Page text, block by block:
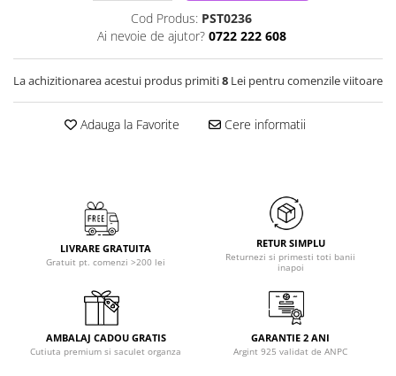
Cod Produs: PST0236
Ai nevoie de ajutor? 0722 222 608
La achizitionarea acestui produs primiti8 Lei pentru comenzile viitoare
Adauga la Favorite Cere informatii
LIVRARE GRATUITA
Gratuit pt. comenzi >200 lei
RETUR SIMPLU
Returnezi si primesti toti banii
inapoi
AMBALAJ CADOU GRATIS
Cutiuta premium si saculet organza
GARANTIE 2 ANI
Argint 925 validat de ANPC